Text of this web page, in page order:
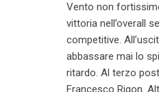
Vento non
vittoria nell’overall
competitive.
abbassare mai lo
ritardo. Al terzo
Francesco Rigon.